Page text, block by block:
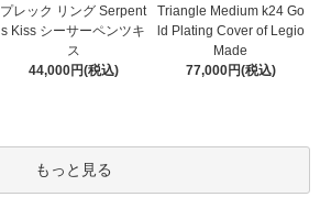
プレック リング Serpent
s Kiss シーサーペンツキ
ス
44,000円(税込)
Triangle Medium k24 Go
ld Plating Cover of Legio
Made
77,000円(税込)
もっと見る